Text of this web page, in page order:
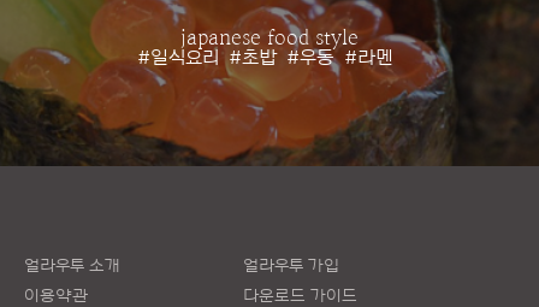
japanese food style
#일식요리 #초밥 #우동 #라멘
얼라우투 소개
이용약관
얼라우투 가입
다운로드 가이드